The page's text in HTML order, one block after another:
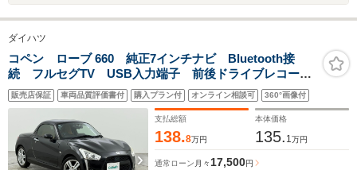
ダイハツ
コペン ローブ 660 純正7インチナビ Bluetooth接
続 フルセグTV USB入力端子 前後ドライブレコーダ
ー ETC シートヒーター オープンカー 純正フロア
マット 純正LEDヘッドライト 純正アルミホイール
販売店保証 車両品質評価書付 購入プラン付 オンライン相談可 360°画像付
支払総額
138.8万円
本体価格
135. 1万円
通常ローン 月々17,500円